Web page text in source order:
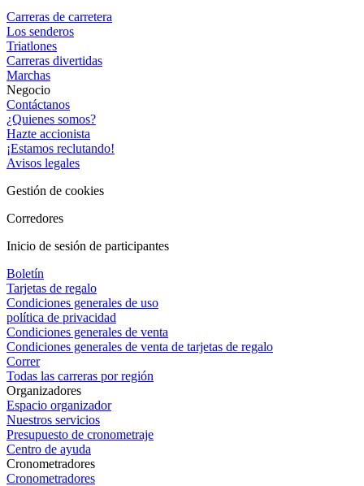
Carreras de carretera
Los senderos
Triatlones
Carreras divertidas
Marchas
Negocio
Contáctanos
¿Quienes somos?
Hazte accionista
¡Estamos reclutando!
Avisos legales
Gestión de cookies
Corredores
Inicio de sesión de participantes
Boletín
Tarjetas de regalo
Condiciones generales de uso
política de privacidad
Condiciones generales de venta
Condiciones generales de venta de tarjetas de regalo
Correr
Todas las carreras por región
Organizadores
Espacio organizador
Nuestros servicios
Presupuesto de cronometraje
Centro de ayuda
Cronometradores
Cronometradores